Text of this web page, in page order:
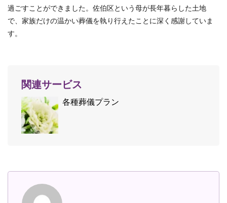
過ごすことができました。佐伯区という母が長年暮らした土地
で、家族だけの温かい葬儀を執り行えたことに深く感謝していま
す。
関連サービス
各種葬儀プラン